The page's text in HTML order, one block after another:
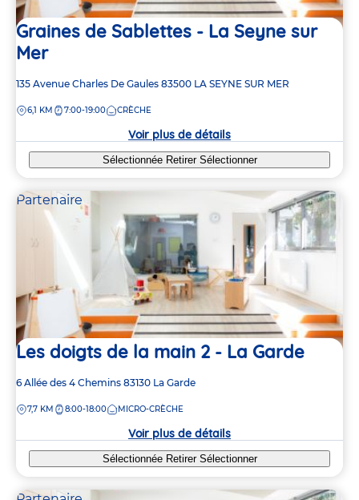
Graines de Sablettes - La Seyne sur
Mer
Adresse
la
135 Avenue Charles De Gaules 83500 LA SEYNE SUR MER
DISTANCE
6,1 KM 7:00-19:00 CRÈCHE
Voir plus de détails
Sélectionnée Retirer Sélectionner
Partenaire
Les doigts de la main 2 - La Garde
Adresse
la
6 Allée des 4 Chemins 83130 La Garde
DISTANCE
7,7 KM 8:00-18:00 MICRO-CRÈCHE
Voir plus de détails
Sélectionnée Retirer Sélectionner